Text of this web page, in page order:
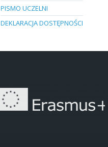
PISMO UCZELNI
DEKLARACJA DOSTĘPNOŚCI